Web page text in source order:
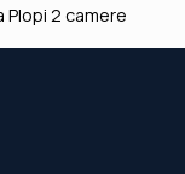
2 camere